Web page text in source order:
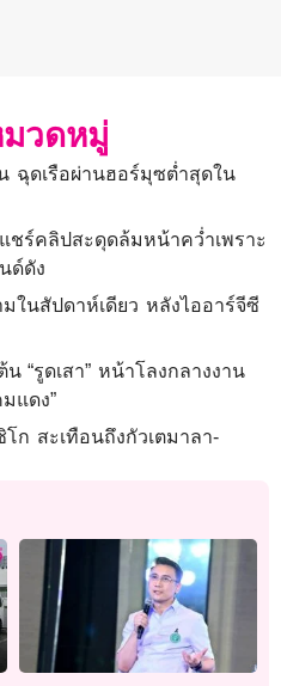
วดหมู่
ฉุดเรือผ่านฮอร์มุซต่ำสุดใน
ชร์คลิปสะดุดล้มหน้าคว่ำเพราะ
ด์ดัง
ในสัปดาห์เดียว หลังไออาร์จีซี
“รูดเสา” หน้าโลงกลางงาน
แดง”
ก สะเทือนถึงกัวเตมาลา-